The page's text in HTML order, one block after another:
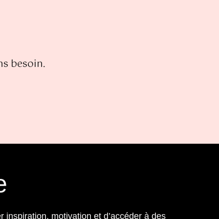
besoin.
inspiration, motivation et d’accéder à des